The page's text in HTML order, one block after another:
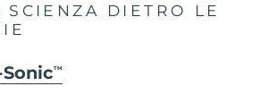
SCIENZA DIETRO LE
TM